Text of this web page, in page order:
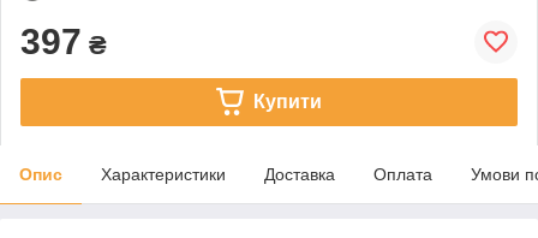
397 ₴
Купити
Опис Характеристики Доставка Оплата Умови